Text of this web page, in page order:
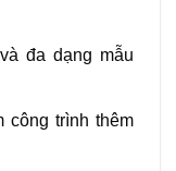
đa dạng mẫu
công trình thêm